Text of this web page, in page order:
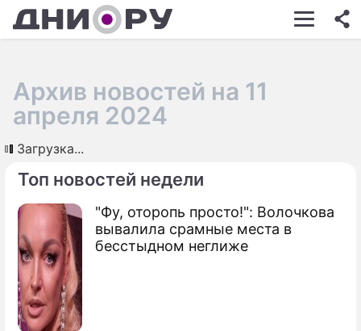
ШОУ-БИЗНЕС
КИНО
ПРОИСШЕСТВИЯ
Топ новостей недели
"Фу, оторопь просто!": Волочкова
вывалила срамные места в
бесстыдном неглиже
Архив новостей на 11
апреля 2024
Загрузка...